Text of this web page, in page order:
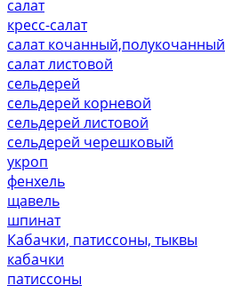
салат
кресс-салат
салат кочанный,полукочанный
салат листовой
сельдерей
сельдерей корневой
сельдерей листовой
сельдерей черешковый
укроп
фенхель
щавель
шпинат
Кабачки, патиссоны, тыквы
кабачки
патиссоны